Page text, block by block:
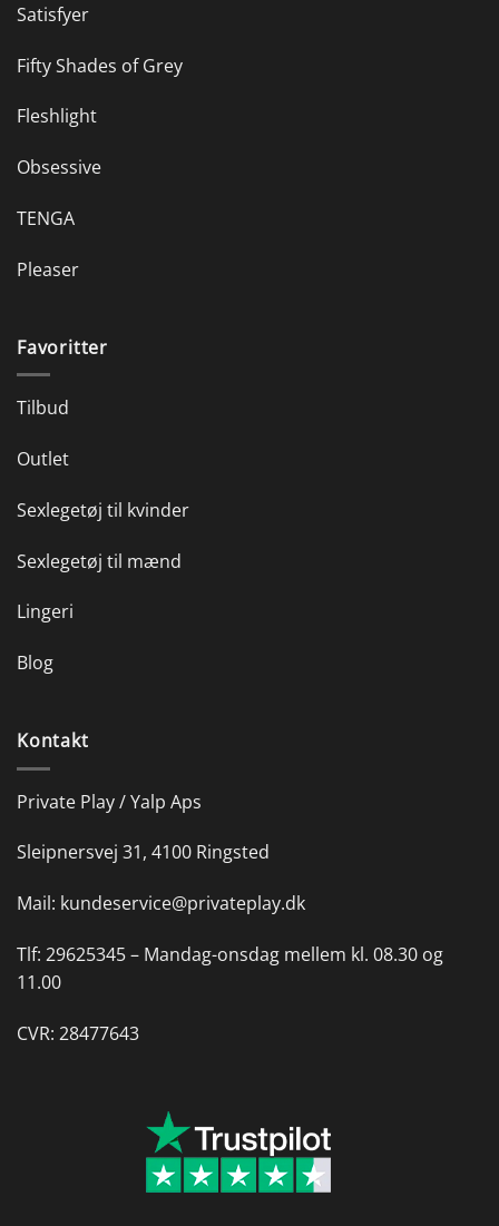
Satisfyer
Fifty Shades of Grey
Fleshlight
Obsessive
TENGA
Pleaser
Favoritter
Tilbud
Outlet
Sexlegetøj til kvinder
Sexlegetøj til mænd
Lingeri
Blog
Kontakt
Private Play / Yalp Aps
Sleipnersvej 31, 4100 Ringsted
Mail: kundeservice@privateplay.dk
Tlf: 29625345 – Mandag-onsdag mellem kl. 08.30 og
11.00
CVR: 28477643